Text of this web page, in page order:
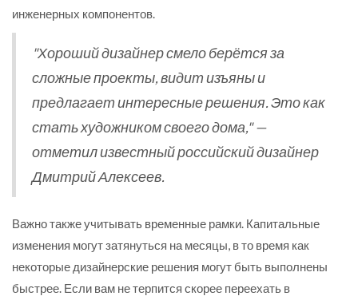
инженерных компонентов.
"Хороший дизайнер смело берётся за
сложные проекты, видит изъяны и
предлагает интересные решения. Это как
стать художником своего дома," —
отметил известный российский дизайнер
Дмитрий Алексеев.
Важно также учитывать временные рамки. Капитальные
изменения могут затянуться на месяцы, в то время как
некоторые дизайнерские решения могут быть выполнены
быстрее. Если вам не терпится скорее переехать в